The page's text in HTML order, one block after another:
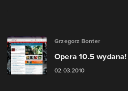
Grzegorz Bonter
Opera 10.5 wydana!
02.03.2010